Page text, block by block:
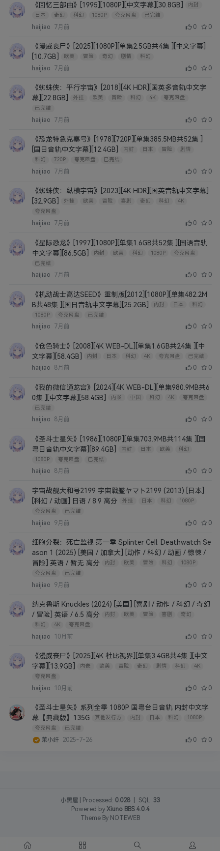
《回忆三部曲》[1995][1080P][中文字幕][30.8GB]
内封
日本
奇幻 科幻 1080P 夸克网盘 已完结
haijiao 7月前 0 0
《漫威丧尸》[2025][1080P][单集2.5GB共4集 ][中文字幕]
[10.7GB]
欧美 冒险 奇幻 剧情 科幻
haijiao 7月前 0 0
《蜘蛛侠：平行宇宙》[2018][4K HDR][国英多音轨中文字
幕][22.8GB]
外挂 欧美 冒险 科幻 4K
夸克网盘
已完结
haijiao 7月前 0 0
《恐龙特急克塞号》[1978][720P][单集385.5MB共52集 ]
[国日音轨中文字幕][12.4GB]
内封 日本 冒险
剧情
科幻
720P 夸克网盘 已完结
haijiao 7月前 0 0
《蜘蛛侠：纵横宇宙》[2023][4K HDR][国英音轨中文字幕]
[32.9GB]
外挂 欧美 冒险 喜剧 奇幻 科幻
4K
夸克网盘
haijiao 7月前 0 0
《星际恐龙》[1997][1080P][单集1.6GB共52集 ][国语音轨
中文字幕][86.5GB]
内封 欧美 科幻 1080P
夸克网盘
已完结
haijiao 7月前 0 0
《机动战士高达SEED》重制版[2012][1080P][单集482.2M
B共48集 ][国日音轨中文字幕][25.2GB]
内封 日本
科幻
1080P
夸克网盘 已完结
haijiao 7月前 0 0
《仓色骑士》[2008][4K WEB-DL][单集1.6GB共24集 ][中
文字幕][58.4GB]
内封 日本 科幻 4K 夸克网盘 已完结
haijiao 8月前 0 0
《我的微信通龙宫》[2024][4K WEB-DL][单集980.9MB共6
0集 ][中文字幕][58.4GB]
内嵌 中国 科幻 4K
夸克网盘
已完结
haijiao 8月前 0 0
《圣斗士星矢》[1986][1080P][单集703.9MB共114集 ][国
粤日音轨中文字幕][89.4GB]
内封 日本 欧美
科幻
1080P
夸克网盘 已完结
haijiao 8月前 0 0
宇宙战舰大和号2199 宇宙戦艦ヤマト2199 (2013) [日本]
[科幻 / 动画] 日语 / 8.9 高分
外挂 日本 科幻
1080P
夸克网盘
已完结
haijiao 9月前 0 0
细胞分裂：死亡监视 第一季 Splinter Cell: Deathwatch Se
ason 1 (2025) [美国 / 加拿大] [动作 / 科幻 / 动画 / 惊悚 /
冒险] 英语 / 暂无 高分
内封 欧美 冒险 科幻
1080P
夸克网盘
已完结
haijiao 9月前 0 0
纳克鲁斯 Knuckles (2024) [美国] [喜剧 / 动作 / 科幻 / 奇幻
/ 冒险] 英语 / 6.5 高分
内封 欧美 冒险 喜剧
奇幻
科幻
4K 夸克网盘
haijiao 10月前 0 0
《漫威丧尸》[2025][4K 杜比视界][单集3.4GB共4集 ][中文
字幕][13.9GB]
内嵌 欧美 冒险 奇幻 剧情 科幻
4K
夸克网盘
haijiao 10月前 0 0
《圣斗士星矢》系列全季 1080P 国粤台日音轨 内封中文字
幕【典藏版】135G
其他发行方 内封 日本 科幻
1080P
夸克网盘
已完结
茉小纤 2025-7-26 0 0
小黑屋 Processed: 0.028 SQL: 33
Powered by Xiuno BBS 4.0.4
Theme By NOTEWEB